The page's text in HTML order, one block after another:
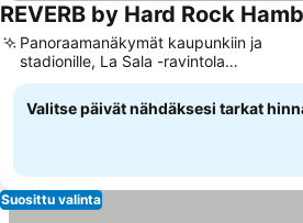
REVERB by Hard Rock
Panoraamanäkymät kaupunkiin ja
stadionille, La Sala -ravintola
fuusiokeittiöllä
Valitse päivät nähdäksesi tarkat
Suosittu valinta